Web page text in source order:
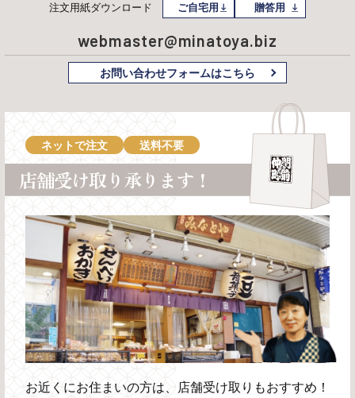
注文用紙ダウンロード ご自宅用 贈答用
webmaster@minatoya.biz
お問い合わせフォームはこちら
ネットで注文 送料不要
店舗受け取り承ります！
お近くにお住まいの方は、店舗受け取りもおすすめ！